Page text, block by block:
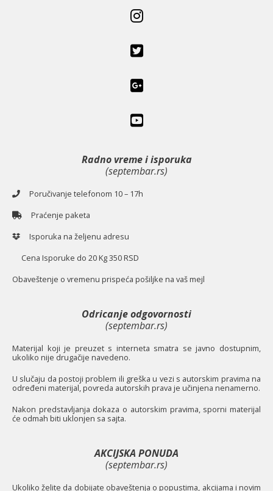
Radno vreme i isporuka
(septembar.rs)
Poručivanje telefonom 10 – 17h
Praćenje paketa
Isporuka na željenu adresu
Cena Isporuke do 20 Kg 350 RSD
Obaveštenje o vremenu prispeća pošiljke na vaš mejl
Odricanje odgovornosti
(septembar.rs)
Materijal koji je preuzet s interneta smatra se javno dostupnim,
ukoliko nije drugačije navedeno.
U slučaju da postoji problem ili greška u vezi s autorskim pravima na
određeni materijal, povreda autorskih prava je učinjena nenamerno.
Nakon predstavljanja dokaza o autorskim pravima, sporni materijal
će odmah biti uklonjen sa sajta.
AKCIJSKA PONUDA
(septembar.rs)
Ukoliko želite da dobijate obaveštenja o popustima, akcijama i novim